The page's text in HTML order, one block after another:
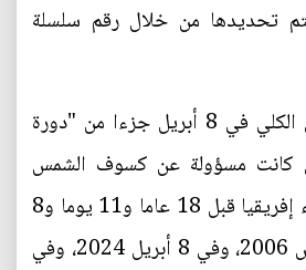
تحديدها من خلال رقم سلسلة
ويعد كسوف الشمس الكلي في 8 أبريل جزءا من "دورة
139، التي كانت مسؤولة عن كسوف الشمس
الكلي في جميع أنحاء إفريقيا قبل 18 عاما و11 يوما و8
ساعات، في 29 مارس 2006، وفي 8 أبريل 2024، وفي